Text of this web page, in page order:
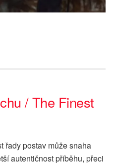
/ The Finest
řady postav může snaha
autentičnost příběhu, přeci